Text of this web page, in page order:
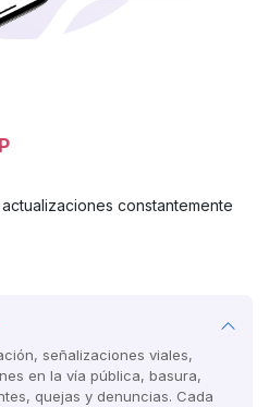
constantemente
señalizaciones viales,
en la vía pública, basura,
quejas y denuncias. Cada